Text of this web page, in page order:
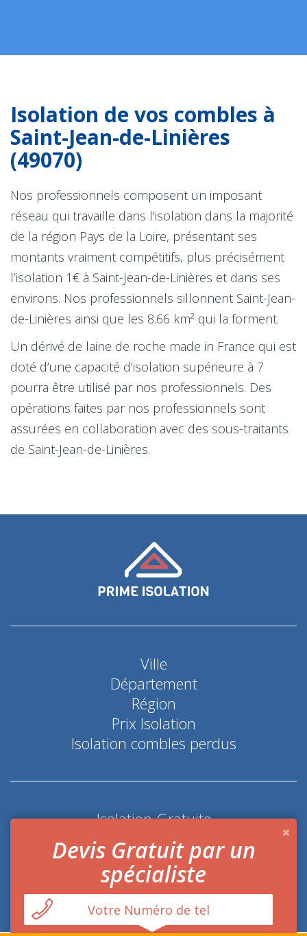
Isolation de vos combles à
Saint-Jean-de-Linières
(49070)
Nos professionnels composent un imposant
réseau qui travaille dans l'isolation dans la majorité
de la région Pays de la Loire, présentant ses
montants vraiment compétitifs, plus précisément
l’isolation 1€ à Saint-Jean-de-Linières et dans ses
environs. Nos professionnels sillonnent Saint-Jean-
de-Linières ainsi que les 8.66 km² qui la forment.
Un dérivé de laine de roche made in France qui est
doté d’une capacité d’isolation supérieure à 7
pourra être utilisé par nos professionnels. Des
opérations faites par nos professionnels sont
assurées en collaboration avec des sous-traitants
de Saint-Jean-de-Linières.
Ville
Département
Région
Prix Isolation
Isolation combles perdus
Isolation Gratuite
Coup de pouce économie d'énergie
Devis Gratuit par un
spécialiste